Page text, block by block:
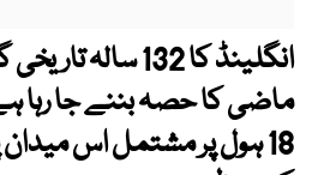
انگلینڈ کا 132
ماضی کا حصہ بننے جا رہا
18 ہول پر مشتمل اس